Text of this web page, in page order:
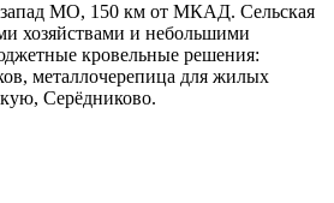
МО, 150 км от МКАД. Сельская
хозяйствами и небольшими
кровельные решения:
металлочерепица для жилых
Серёдниково.